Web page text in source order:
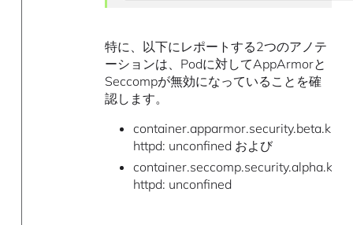
特に、以下にレポートする2つのアノテ
ーションは、Podに対してAppArmorと
Seccompが無効になっていることを確
認します。
httpd: unconfined および
httpd: unconfined